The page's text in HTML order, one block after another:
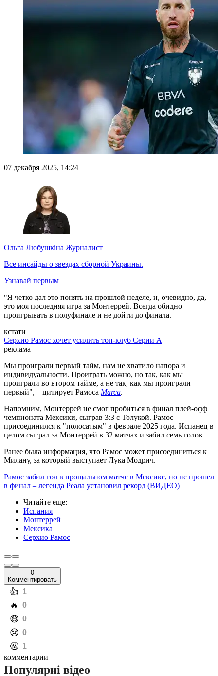
07 декабря 2025, 14:24
Ольга Любушкіна Журналист
Все инсайды о звездах сборной Украины.
Узнавай первым
"Я четко дал это понять на прошлой неделе, и, очевидно, да,
это моя последняя игра за Монтеррей. Всегда обидно
проигрывать в полуфинале и не дойти до финала.
кстати
Серхио Рамос хочет усилить топ-клуб Серии А
реклама
Мы проиграли первый тайм, нам не хватило напора и
индивидуальности. Проиграть можно, но так, как мы
проиграли во втором тайме, а не так, как мы проиграли
первый", – цитирует Рамоса Marca.
Напомним, Монтеррей не смог пробиться в финал плей-офф
чемпионата Мексики, сыграв 3:3 с Толукой. Рамос
присоединился к "полосатым" в феврале 2025 года. Испанец в
целом сыграл за Монтеррей в 32 матчах и забил семь голов.
Ранее была информация, что Рамос может присоединиться к
Милану, за который выступает Лука Модрич.
Рамос забил гол в прощальном матче в Мексике, но не прошел
в финал – легенда Реала установил рекорд (ВИДЕО)
Читайте еще:
Испания
Монтеррей
Мексика
Серхио Рамос
0
Комментировать
️👍 1
️🔥 0
️😄 0
️😢 0
️🤬 1
комментарии